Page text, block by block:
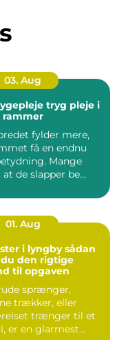
03. Aug
tryg pleje i
fylder mere,
få en endnu
Mange
de slapper be...
01. Aug
i lyngby sådan
den rigtige
til opgaven
sprænger,
trækker, eller
trænger til et
er en glarmest...